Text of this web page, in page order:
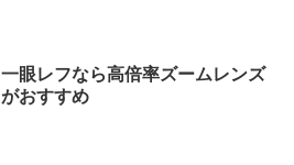
一眼レフなら高倍率ズームレンズ
がおすすめ